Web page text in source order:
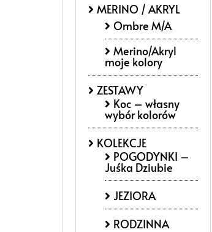
MERINO / AKRYL
Ombre M/A
Merino/Akryl
moje kolory
ZESTAWY
Koc – własny
wybór kolorów
KOLEKCJE
POGODYNKI –
Juśka Dziubie
JEZIORA
RODZINNA